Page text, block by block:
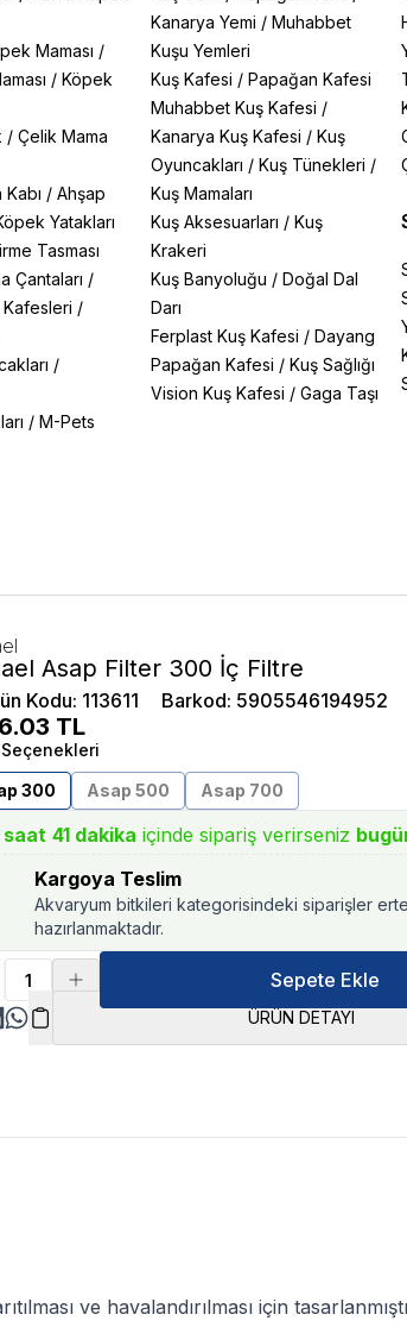
Maması /
/Köpek
/Çelik Mama
/Ahşap
Yatakları
Tasması
Çantaları /
/
/
/M-Pets
Kanarya Yemi / Muhabbet
Kuşu Yemleri
Kuş Kafesi / Papağan Kafesi
Muhabbet Kuş Kafesi /
Kanarya Kuş Kafesi / Kuş
Oyuncakları / Kuş Tünekleri /
Kuş Mamaları
Kuş Aksesuarları / Kuş
Krakeri
Kuş Banyoluğu / Doğal Dal
Darı
Ferplast Kuş Kafesi / Dayang
Papağan Kafesi / Kuş Sağlığı
Vision Kuş Kafesi / Gaga Taşı
Asap Filter 300 İç Filtre
Kodu: 113611 Barkod: 5905546194952
TL
300
Asap 500 Asap 700
saat 41 dakika içinde sipariş verirseniz
Kargoya Teslim
Akvaryum bitkileri kategorisindeki siparişler
hazırlanmaktadır.
Sepete Ekle
ÜRÜN DETAYI
ve havalandırılması için